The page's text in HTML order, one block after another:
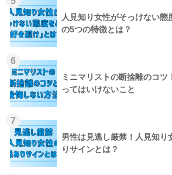
人見知り女性がそっけない態
の5つの特徴とは？
6
ミニマリストの断捨離のコツ
ってはいけないこと
7
男性は見逃し厳禁！人見知り
りサインとは？